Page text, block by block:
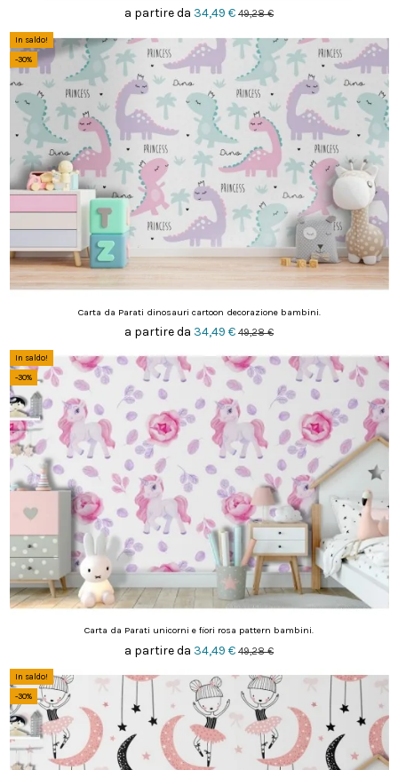
a partire da 34,49 € 49,28 €
In saldo!
-30%
Carta da Parati dinosauri cartoon decorazione bambini.
a partire da 34,49 € 49,28 €
In saldo!
-30%
Carta da Parati unicorni e fiori rosa pattern bambini.
a partire da 34,49 € 49,28 €
In saldo!
-30%